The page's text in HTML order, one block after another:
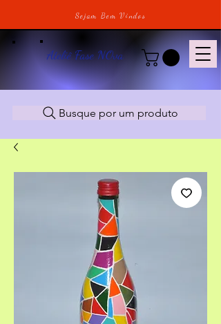
Sejam Bem Vindos
Ateliê Fase NOva
Busque por um produto